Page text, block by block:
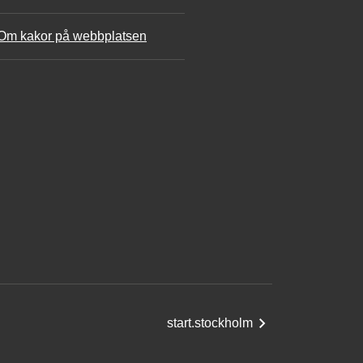
kakor på webbplatsen
start.stockholm